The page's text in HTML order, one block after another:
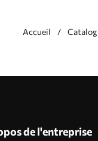
Accueil
de l'entreprise